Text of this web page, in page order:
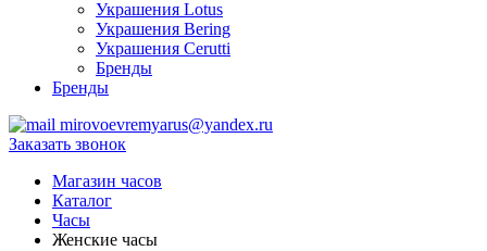
Украшения Lotus
Украшения Bering
Украшения Cerutti
Бренды
Бренды
mirovoevremyarus@yandex.ru
Заказать звонок
Магазин часов
Каталог
Часы
Женские часы